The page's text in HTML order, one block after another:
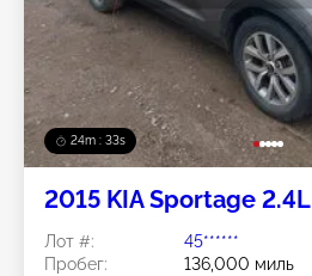
24m : 30s
2015 KIA Sportage 2.4L
Лот #:
45******
Пробег:
136,000 миль